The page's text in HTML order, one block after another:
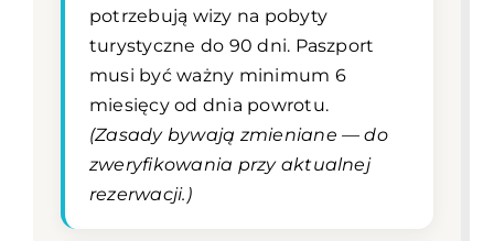
potrzebują wizy na pobyty
turystyczne do 90 dni. Paszport
musi być ważny minimum 6
miesięcy od dnia powrotu.
(Zasady bywają zmieniane — do
zweryfikowania przy aktualnej
rezerwacji.)